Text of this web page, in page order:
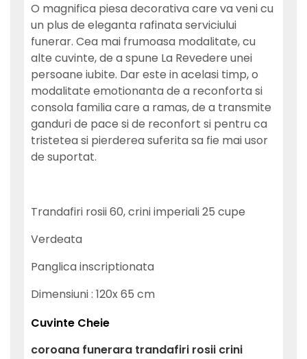
O magnifica piesa decorativa care va veni cu
un plus de eleganta rafinata serviciului
funerar. Cea mai frumoasa modalitate, cu
alte cuvinte, de a spune La Revedere unei
persoane iubite. Dar este in acelasi timp, o
modalitate emotionanta de a reconforta si
consola familia care a ramas, de a transmite
ganduri de pace si de reconfort si pentru ca
tristetea si pierderea suferita sa fie mai usor
de suportat.
Trandafiri rosii 60, crini imperiali 25 cupe
Verdeata
Panglica inscriptionata
Dimensiuni : 120x 65 cm
Cuvinte Cheie
coroana funerara trandafiri rosii crini